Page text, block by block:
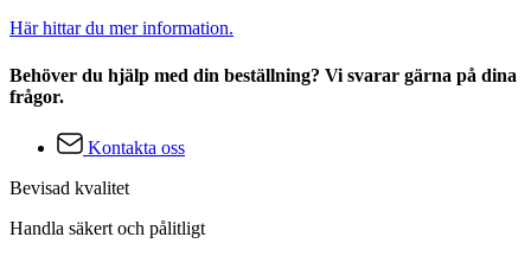
Här hittar du mer information.
Behöver du hjälp med din beställning? Vi svarar gärna på dina
frågor.
Kontakta oss
Bevisad kvalitet
Handla säkert och pålitligt